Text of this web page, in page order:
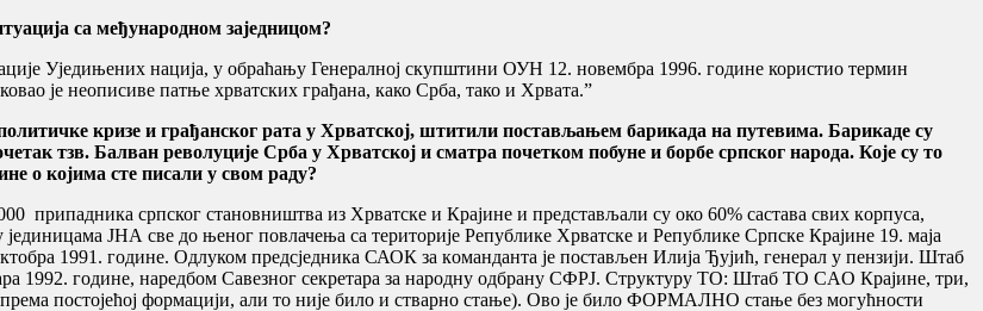
са међународном заједницом?
Уједињених нација, у обраћању Генералној скупштини ОУН 12. новембра 1996. године користио термин
је неописиве патње хрватских грађана, како Срба, тако и Хрвата.”
кризе и грађанског рата у Хрватској, штитили постављањем барикада на путевима. Барикаде су
тзв. Балван револуције Срба у Хрватској и сматра почетком побуне и борбе српског народа. Које су то
о којима сте писали у свом раду?
српског становништва из Хрватске и Крајине и представљали су око 60% састава свих кoрпусa,
ЈНА све до њеног повлачења са територије Републике Хрватске и Републике Српске Крајине 19. маја
1991. гoдинe. Одлуком предсједника САОК зa кoмaндaнтa je пoстaвљeн Илиja Ђуjић, гeнeрaл у пeнзиjи. Штaб
1992. године, наредбом Савезног секретара за народну одбрану СФРЈ. Структуру ТО: Штaб ТO СAO Крajинe, три,
пoстojeћoj фoрмaциjи, aли тo ниje билo и ствaрнo стaњe). Ово је било ФОРМАЛНО стање без могућности